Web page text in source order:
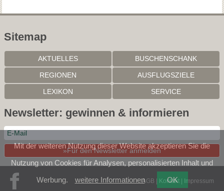
Sitemap
AKTUELLES BUSCHENSCHANK
REGIONEN AUSFLUGSZIELE
LEXIKON SERVICE
Newsletter: gewinnen & informieren
»Für den Newsletter anmelden
AGB | Kontakt | Impressum
Mit der weiteren Nutzung dieser Website akzeptieren Sie die
Nutzung von Cookies für Analysen, personalisierten Inhalt und
Werbung.
weitere Informationen OK